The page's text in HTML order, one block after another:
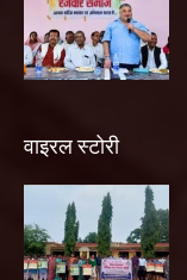
वाइरल स्टोरी